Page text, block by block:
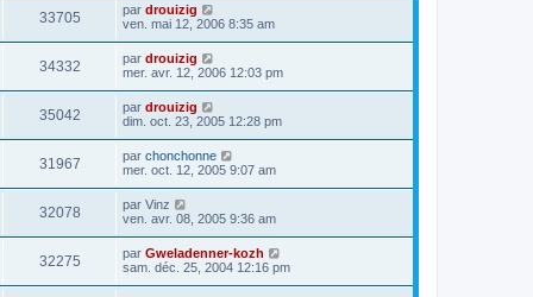
33705 par drouizig
ven. mai 12, 2006 8:35 am
34332 par drouizig
mer. avr. 12, 2006 12:03 pm
35042 par drouizig
dim. oct. 23, 2005 12:28 pm
31967 par chonchonne
mer. oct. 12, 2005 9:07 am
32078 par Vinz
ven. avr. 08, 2005 9:36 am
32275 par Gweladenner-kozh
sam. déc. 25, 2004 12:16 pm